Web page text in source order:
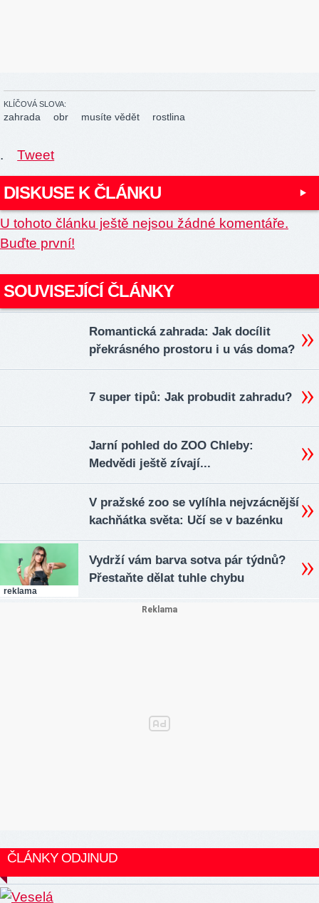
KLÍČOVÁ SLOVA:
zahrada obr musíte vědět rostlina
. Tweet
DISKUSE K ČLÁNKU
U tohoto článku ještě nejsou žádné komentáře.
Buďte první!
SOUVISEJÍCÍ ČLÁNKY
Romantická zahrada: Jak docílit
překrásného prostoru i u vás doma?
7 super tipů: Jak probudit zahradu?
Jarní pohled do ZOO Chleby:
Medvědi ještě zívají...
V pražské zoo se vylíhla nejvzácnější
kachňátka světa: Učí se v bazénku
reklama
Vydrží vám barva sotva pár týdnů?
Přestaňte dělat tuhle chybu
ČLÁNKY ODJINUD